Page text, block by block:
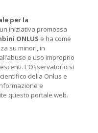
per la
iniziativa promossa
ONLUS e ha come
su minori, in
e uso improprio
L’Osservatorio si
della Onlus e
e
questo portale web.